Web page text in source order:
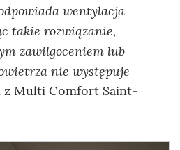
wentylacja
takie rozwiązanie,
zawilgoceniem lub
nie występuje -
z Multi Comfort Saint-